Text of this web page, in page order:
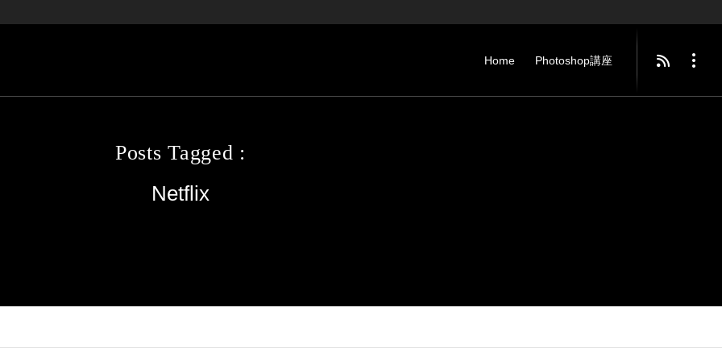
Home Photoshop講座
Posts Tagged :
Netflix